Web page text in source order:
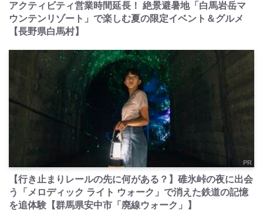
アクティビティ営業時間延長！ 絶景避暑地「白馬岩岳マ
ウンテンリゾート」で楽しむ夏の限定イベント＆グルメ
【長野県白馬村】
PR
【行き止まりレールの先に何がある？】碓氷峠の夜に出会
う「メロディック ライト ウォーク」で消えた鉄道の記憶
を追体験【群馬県安中市「廃線ウォーク」】